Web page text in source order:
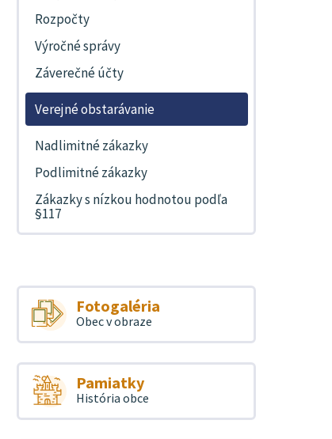
Rozpočty
Výročné správy
Záverečné účty
Verejné obstarávanie
Nadlimitné zákazky
Podlimitné zákazky
Zákazky s nízkou hodnotou podľa
§117
Fotogaléria
Obec v obraze
Pamiatky
História obce